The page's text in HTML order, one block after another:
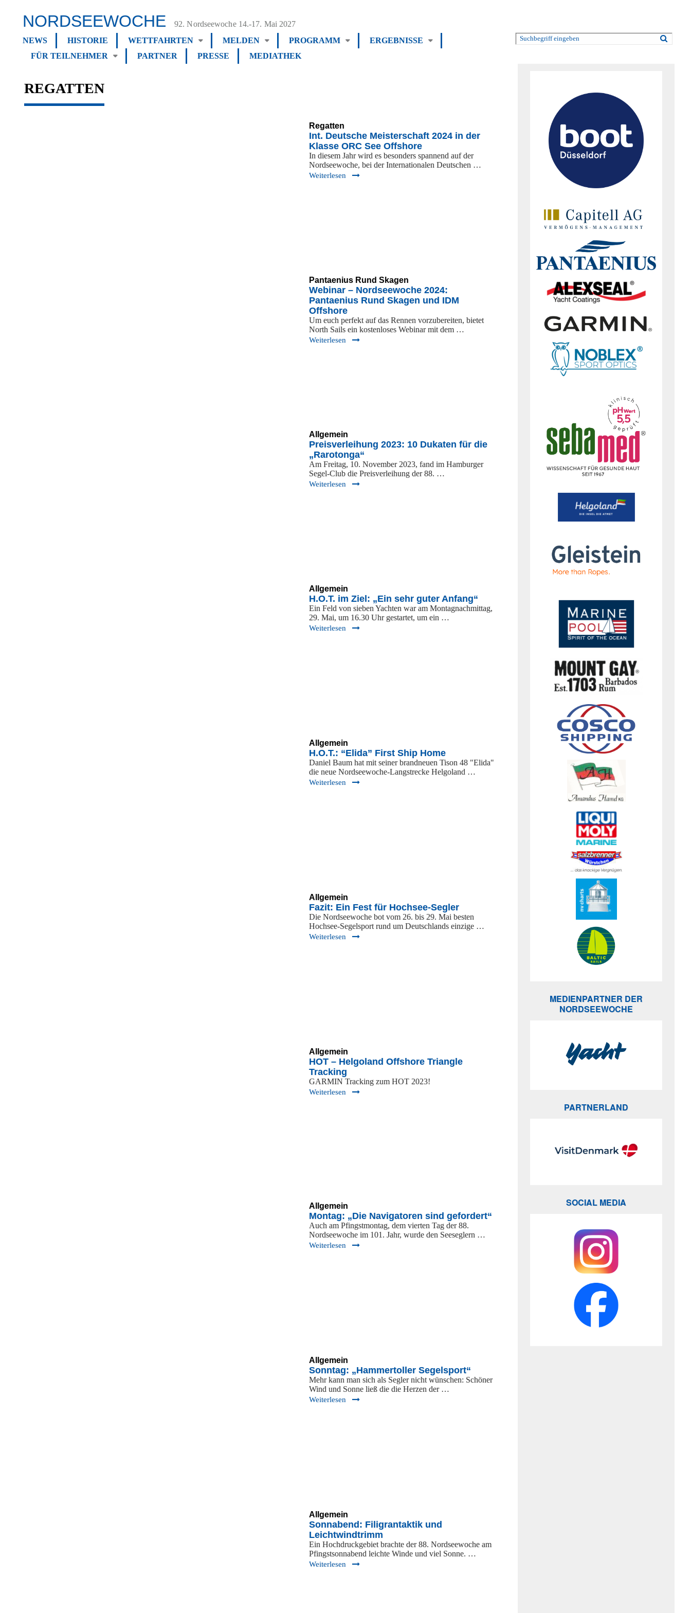
NORDSEEWOCHE
92. Nordseewoche 14.-17. Mai 2027
NEWS
HISTORIE WETTFAHRTEN MELDEN PROGRAMM
ERGEBNISSE
FÜR TEILNEHMER
PARTNER PRESSE MEDIATHEK
REGATTEN
Regatten
Int. Deutsche Meisterschaft 2024 in der
Klasse ORC See Offshore
In diesem Jahr wird es besonders spannend auf der
Nordseewoche, bei der Internationalen Deutschen …
Weiterlesen
Pantaenius Rund Skagen
Webinar – Nordseewoche 2024:
Pantaenius Rund Skagen und IDM
Offshore
Um euch perfekt auf das Rennen vorzubereiten, bietet
North Sails ein kostenloses Webinar mit dem …
Weiterlesen
Allgemein
Preisverleihung 2023: 10 Dukaten für die
„Rarotonga“
Am Freitag, 10. November 2023, fand im Hamburger
Segel-Club die Preisverleihung der 88. …
Weiterlesen
Allgemein
H.O.T. im Ziel: „Ein sehr guter Anfang“
Ein Feld von sieben Yachten war am Montagnachmittag,
29. Mai, um 16.30 Uhr gestartet, um ein …
Weiterlesen
Allgemein
H.O.T.: “Elida” First Ship Home
Daniel Baum hat mit seiner brandneuen Tison 48 "Elida"
die neue Nordseewoche-Langstrecke Helgoland …
Weiterlesen
Allgemein
Fazit: Ein Fest für Hochsee-Segler
Die Nordseewoche bot vom 26. bis 29. Mai besten
Hochsee-Segelsport rund um Deutschlands einzige …
Weiterlesen
Allgemein
HOT – Helgoland Offshore Triangle
Tracking
GARMIN Tracking zum HOT 2023!
Weiterlesen
Allgemein
Montag: „Die Navigatoren sind gefordert“
Auch am Pfingstmontag, dem vierten Tag der 88.
Nordseewoche im 101. Jahr, wurde den Seeseglern …
Weiterlesen
Allgemein
Sonntag: „Hammertoller Segelsport“
Mehr kann man sich als Segler nicht wünschen: Schöner
Wind und Sonne ließ die die Herzen der …
Weiterlesen
Allgemein
Sonnabend: Filigrantaktik und
Leichtwindtrimm
Ein Hochdruckgebiet brachte der 88. Nordseewoche am
Pfingstsonnabend leichte Winde und viel Sonne. …
Weiterlesen
MEDIENPARTNER DER
NORDSEEWOCHE
PARTNERLAND
SOCIAL MEDIA